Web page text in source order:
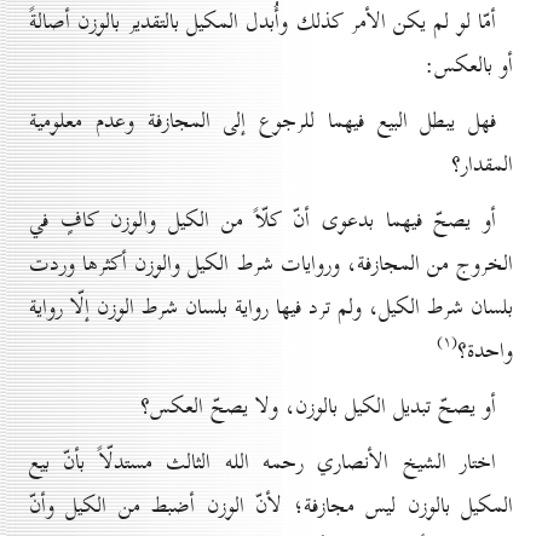
أمّا لو لم يكن الأمر كذلك وأُبدل المكيل بالتقدير بالوزن أصالةً
أو بالعكس:
فهل يبطل البيع فيهما للرجوع إلى المجازفة وعدم معلومية
المقدار؟
أو يصحّ فيهما بدعوى أنّ كلّاً من الكيل والوزن كافٍ في
الخروج من المجازفة، وروايات شرط الكيل والوزن أكثرها وردت
بلسان شرط الكيل، ولم ترد فيها رواية بلسان شرط الوزن إلّا رواية
واحدة؟(۱)
أو يصحّ تبديل الكيل بالوزن، ولا يصحّ العكس؟
اختار الشيخ الأنصاري رحمه الله الثالث مستدلّاً بأنّ بيع
المكيل بالوزن ليس مجازفة؛ لأنّ الوزن أضبط من الكيل وأنّ